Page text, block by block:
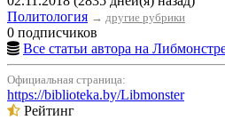
Политология → другие рубрики
0 подписчиков
Все статьи автора на
Официальная страница:
https://biblioteka.by/Libmonster
Рейтинг